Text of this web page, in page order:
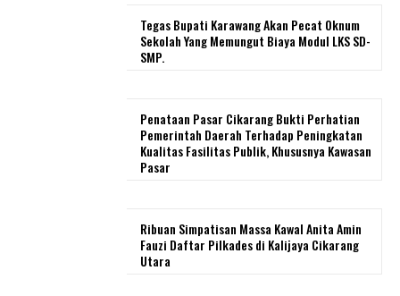
Tegas Bupati Karawang Akan Pecat Oknum
Sekolah Yang Memungut Biaya Modul LKS SD-
SMP.
Penataan Pasar Cikarang Bukti Perhatian
Pemerintah Daerah Terhadap Peningkatan
Kualitas Fasilitas Publik, Khususnya Kawasan
Pasar
Ribuan Simpatisan Massa Kawal Anita Amin
Fauzi Daftar Pilkades di Kalijaya Cikarang
Utara